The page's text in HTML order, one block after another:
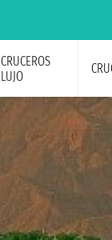
CRUCEROS
LUJO